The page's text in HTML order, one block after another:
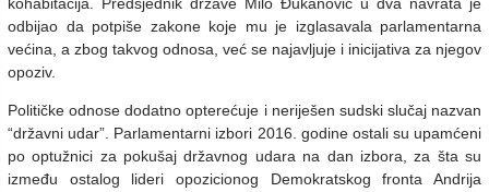
kohabitacija. Predsjednik države Milo Đukanović u dva navrata je
odbijao da potpiše zakone koje mu je izglasavala parlamentarna
većina, a zbog takvog odnosa, već se najavljuje i inicijativa za njegov
opoziv.
Političke odnose dodatno opterećuje i neriješen sudski slučaj nazvan
“državni udar”. Parlamentarni izbori 2016. godine ostali su upamćeni
po optužnici za pokušaj državnog udara na dan izbora, za šta su
između ostalog lideri opozicionog Demokratskog fronta Andrija